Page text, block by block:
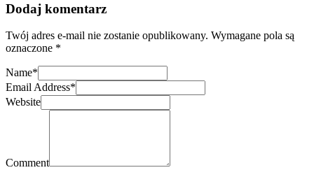
Dodaj komentarz
Twój adres e-mail nie zostanie opublikowany. Wymagane pola są
oznaczone *
Name*
Email Address*
Website
Comment